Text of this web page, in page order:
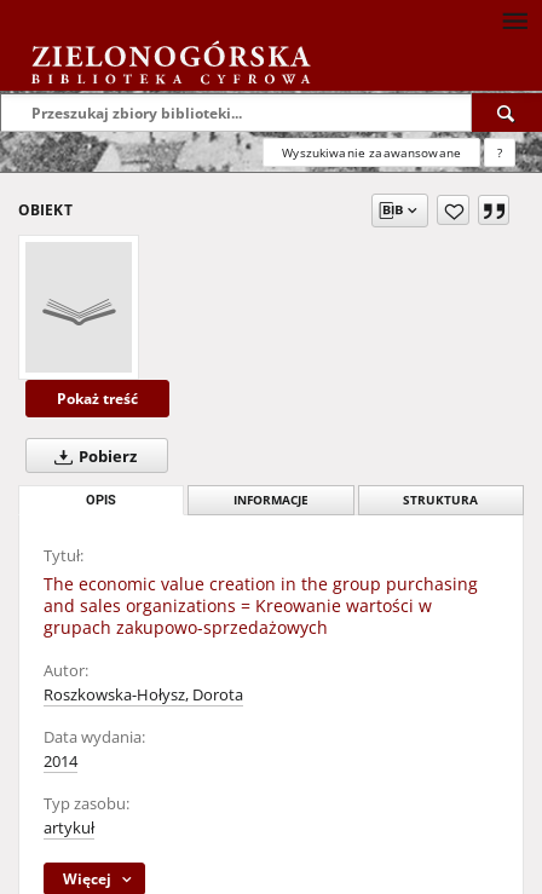
Wyszukiwanie zaawansowane ?
OBIEKT
Pokaż treść
Pobierz
OPIS INFORMACJE STRUKTURA
Tytuł:
The economic value creation in the group purchasing
and sales organizations = Kreowanie wartości w
grupach zakupowo-sprzedażowych
Autor:
Roszkowska-Hołysz, Dorota
Data wydania:
2014
Typ zasobu:
artykuł
Więcej